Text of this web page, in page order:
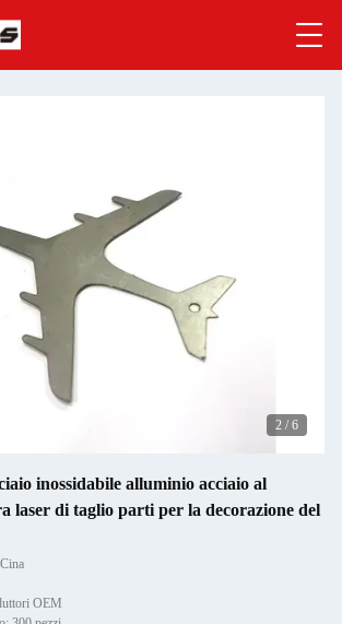
2 / 6
inossidabile alluminio acciaio al
laser di taglio parti per la decorazione del
OEM